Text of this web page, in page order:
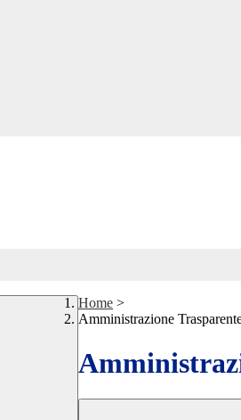
Home >
Amministrazione